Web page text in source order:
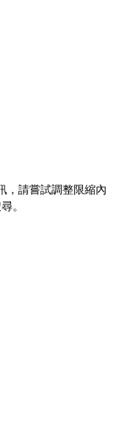
，請嘗試調整限縮內
。